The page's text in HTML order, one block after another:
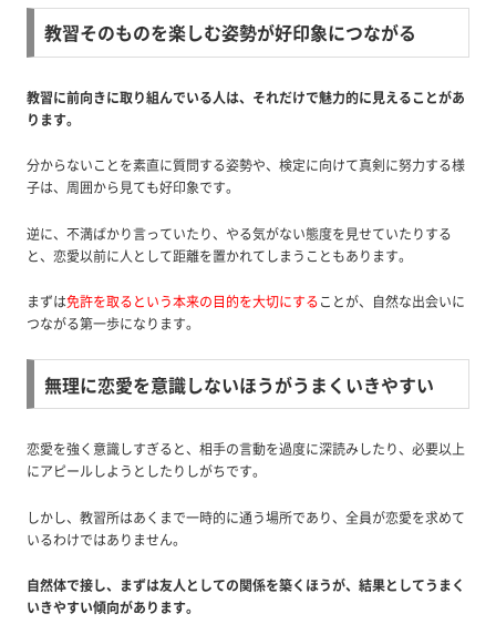
教習そのものを楽しむ姿勢が好印象につながる
教習に前向きに取り組んでいる人は、それだけで魅力的に見えることがあ
ります。
分からないことを素直に質問する姿勢や、検定に向けて真剣に努力する様
子は、周囲から見ても好印象です。
逆に、不満ばかり言っていたり、やる気がない態度を見せていたりする
と、恋愛以前に人として距離を置かれてしまうこともあります。
まずは免許を取るという本来の目的を大切にすることが、自然な出会いに
つながる第一歩になります。
無理に恋愛を意識しないほうがうまくいきやすい
恋愛を強く意識しすぎると、相手の言動を過度に深読みしたり、必要以上
にアピールしようとしたりしがちです。
しかし、教習所はあくまで一時的に通う場所であり、全員が恋愛を求めて
いるわけではありません。
自然体で接し、まずは友人としての関係を築くほうが、結果としてうまく
いきやすい傾向があります。